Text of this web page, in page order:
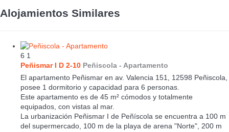
Alojamientos Similares
6 1
Peñismar I D 2-10 Peñiscola - Apartamento
El apartamento Peñismar en av. Valencia 151, 12598 Peñiscola,
posee 1 dormitorio y capacidad para 6 personas.
Este apartamento es de 45 m² cómodos y totalmente
equipados, con vistas al mar.
La urbanización Peñismar I de Peñíscola se encuentra a 100 m
del supermercado, 100 m de la playa de arena "Norte", 200 m